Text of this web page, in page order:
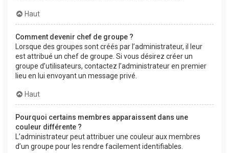
Haut
Comment devenir chef de groupe ?
Lorsque des groupes sont créés par l’administrateur, il leur
est attribué un chef de groupe. Si vous désirez créer un
groupe d’utilisateurs, contactez l’administrateur en premier
lieu en lui envoyant un message privé.
Haut
Pourquoi certains membres apparaissent dans une
couleur différente ?
L’administrateur peut attribuer une couleur aux membres
d’un groupe pour les rendre facilement identifiables.